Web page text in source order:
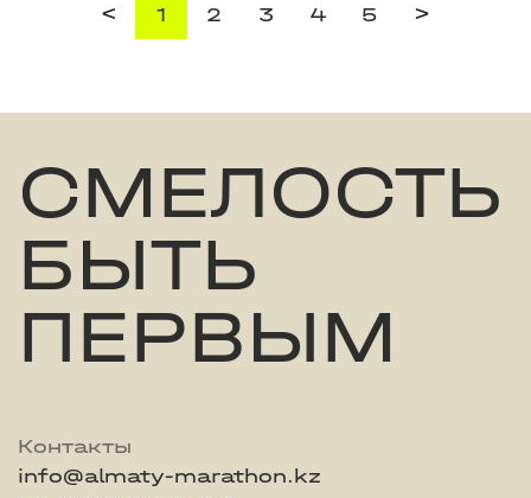
< 1 2 3 4 5 >
СМЕЛОСТЬ
БЫТЬ
ПЕРВЫМ
Контакты
info@almaty-marathon.kz